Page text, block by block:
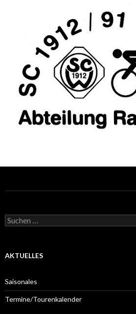
Suchen
nach:
AKTUELLES
Saisonales
Termine/Tourenkalender